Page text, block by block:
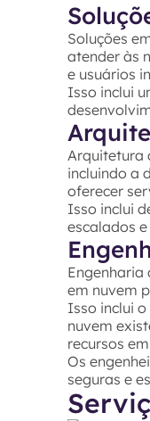
Soluções
atender às
e usuários
Isso inclui
Arquitetura
incluindo a
oferecer
Isso inclui
escalados
em nuvem
Isso inclui
nuvem
recursos
Os
seguras e